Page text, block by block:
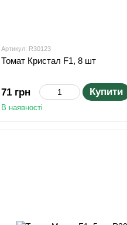
Артикул: R30123
Томат Кристал F1, 8 шт
71 грн Купити
В наявності